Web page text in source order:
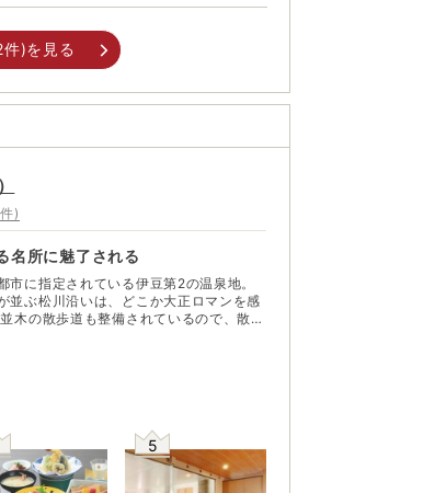
件)を見る
）
件)
名所に魅了される
に指定されている伊豆第2の温泉地。
並ぶ松川沿いは、どこか大正ロマンを感
木の散歩道も整備されているので、散策
酔いしれてみるのもよい。 源頼朝、伊
室生犀星、北原白秋、与謝野鉄幹・晶子
同浴場に伊東七福神と、何度訪れても
ぱい。徳川家光にも献上されたという自
て心も体も安らげる。ちょっと足を延ば
はスリル満点だ。
5